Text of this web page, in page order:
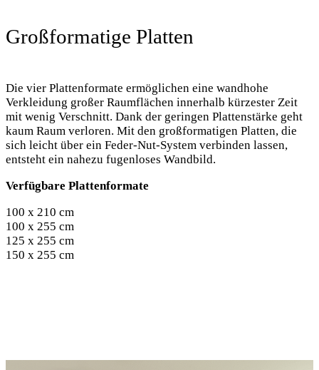
Großformatige Platten
Die vier Plattenformate ermöglichen eine wandhohe
Verkleidung großer Raumflächen innerhalb kürzester Zeit
mit wenig Verschnitt. Dank der geringen Plattenstärke geht
kaum Raum verloren. Mit den großformatigen Platten, die
sich leicht über ein Feder-Nut-System verbinden lassen,
entsteht ein nahezu fugenloses Wandbild.
Verfügbare Plattenformate
100 x 210 cm
100 x 255 cm
125 x 255 cm
150 x 255 cm